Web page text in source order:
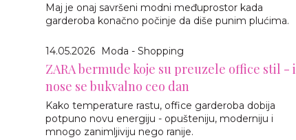
Maj je onaj savršeni modni međuprostor kada
garderoba konačno počinje da diše punim plućima.
14.05.2026 Moda - Shopping
ZARA bermude koje su preuzele office stil - i
nose se bukvalno ceo dan
Kako temperature rastu, office garderoba dobija
potpuno novu energiju - opušteniju, moderniju i
mnogo zanimljiviju nego ranije.